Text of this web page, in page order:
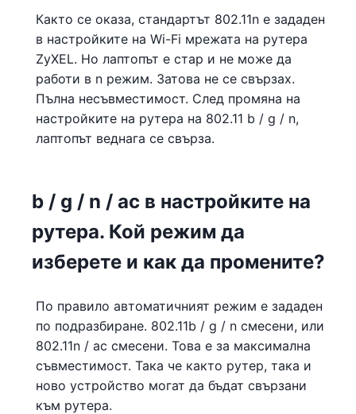
Както се оказа, стандартът 802.11n е зададен
в настройките на Wi-Fi мрежата на рутера
ZyXEL. Но лаптопът е стар и не може да
работи в n режим. Затова не се свързах.
Пълна несъвместимост. След промяна на
настройките на рутера на 802.11 b / g / n,
лаптопът веднага се свърза.
b / g / n / ac в настройките на
рутера. Кой режим да
изберете и как да промените?
По правило автоматичният режим е зададен
по подразбиране. 802.11b / g / n смесени, или
802.11n / ac смесени. Това е за максимална
съвместимост. Така че както рутер, така и
ново устройство могат да бъдат свързани
към рутера.